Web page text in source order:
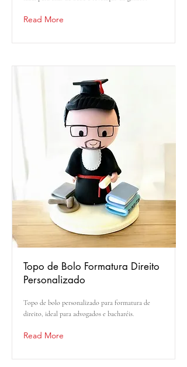
Read More
Topo de Bolo Formatura Direito
Personalizado
Topo de bolo personalizado para formatura de
direito, ideal para advogados e bacharéis.
Read More